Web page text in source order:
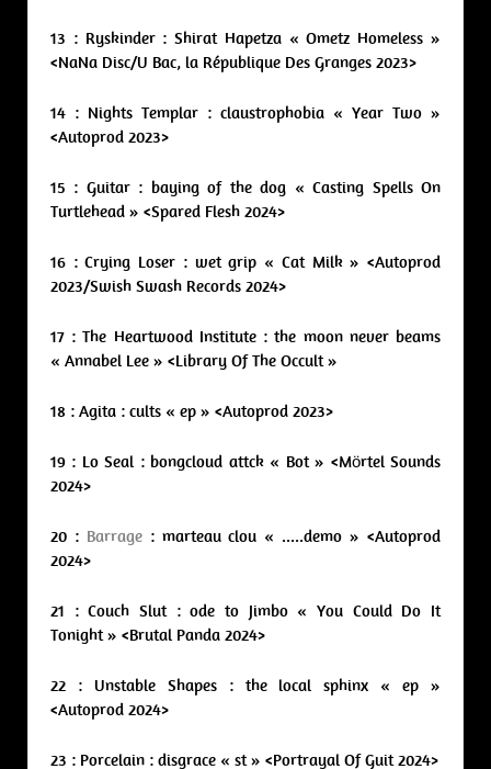
13 : Ryskinder : Shirat Hapetza « Ometz Homeless »
<NaNa Disc/U Bac, la République Des Granges 2023>
14 : Nights Templar : claustrophobia « Year Two »
<Autoprod 2023>
15 : Guitar : baying of the dog « Casting Spells On
Turtlehead » <Spared Flesh 2024>
16 : Crying Loser : wet grip « Cat Milk » <Autoprod
2023/Swish Swash Records 2024>
17 : The Heartwood Institute : the moon never beams
« Annabel Lee » <Library Of The Occult »
18 : Agita : cults « ep » <Autoprod 2023>
19 : Lo Seal : bongcloud attck « Bot » <Mörtel Sounds
2024>
20 : Barrage: marteau clou « .​.​.​.​.​demo » <Autoprod
2024>
21 : Couch Slut : ode to Jimbo « You Could Do It
Tonight » <Brutal Panda 2024>
22 : Unstable Shapes : the local sphinx « ep »
<Autoprod 2024>
23 : Porcelain : disgrace « st » <Portrayal Of Guit 2024>